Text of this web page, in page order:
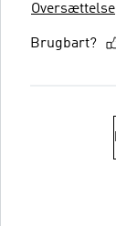
Oversættelse
Brugbart?